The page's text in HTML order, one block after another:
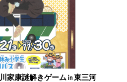
家康謎解きゲーム㏌東三河